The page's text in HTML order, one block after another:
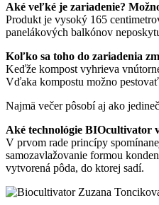
Aké veľké je zariadenie?
Produkt je vysoký 165
panelákových balkónov
Koľko sa toho do zariadenia
Keďže kompost vyhrieva
Vďaka kompostu možno
Najmä večer pôsobí aj ako
Aké technológie BIOcultivator
V prvom rade princípy
samozavlažovanie formou
vytvorená pôda, do ktorej sadí.